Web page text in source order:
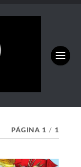
PÁGINA 1 / 1